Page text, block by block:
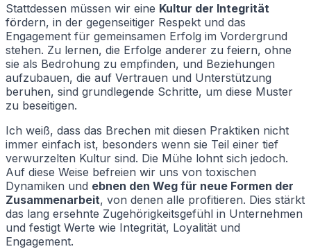
Stattdessen müssen wir eine Kultur der Integrität
fördern, in der gegenseitiger Respekt und das
Engagement für gemeinsamen Erfolg im Vordergrund
stehen. Zu lernen, die Erfolge anderer zu feiern, ohne
sie als Bedrohung zu empfinden, und Beziehungen
aufzubauen, die auf Vertrauen und Unterstützung
beruhen, sind grundlegende Schritte, um diese Muster
zu beseitigen.
Ich weiß, dass das Brechen mit diesen Praktiken nicht
immer einfach ist, besonders wenn sie Teil einer tief
verwurzelten Kultur sind. Die Mühe lohnt sich jedoch.
Auf diese Weise befreien wir uns von toxischen
Dynamiken und ebnen den Weg für neue Formen der
Zusammenarbeit, von denen alle profitieren. Dies stärkt
das lang ersehnte Zugehörigkeitsgefühl in Unternehmen
und festigt Werte wie Integrität, Loyalität und
Engagement.